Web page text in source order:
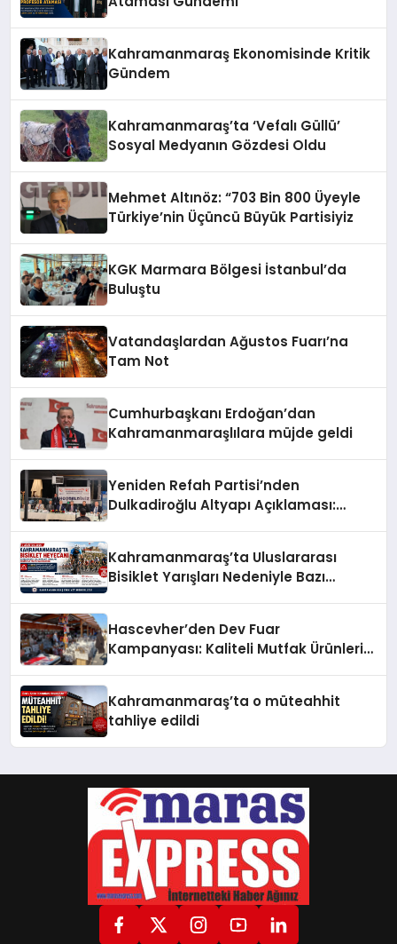
Kahramanmaraş Ekonomisinde Kritik
Gündem
Kahramanmaraş’ta ‘Vefalı Güllü’
Sosyal Medyanın Gözdesi Oldu
Mehmet Altınöz: “703 Bin 800 Üyeyle
Türkiye’nin Üçüncü Büyük Partisiyiz
KGK Marmara Bölgesi İstanbul’da
Buluştu
Vatandaşlardan Ağustos Fuarı’na
Tam Not
Cumhurbaşkanı Erdoğan’dan
Kahramanmaraşlılara müjde geldi
Yeniden Refah Partisi’nden
Dulkadiroğlu Altyapı Açıklaması:
Kahramanmaraş’ta Uluslararası
Bisiklet Yarışları Nedeniyle Bazı
Hascevher’den Dev Fuar
Kampanyası: Kaliteli Mutfak Ürünleri
Kahramanmaraş’ta o müteahhit
tahliye edildi